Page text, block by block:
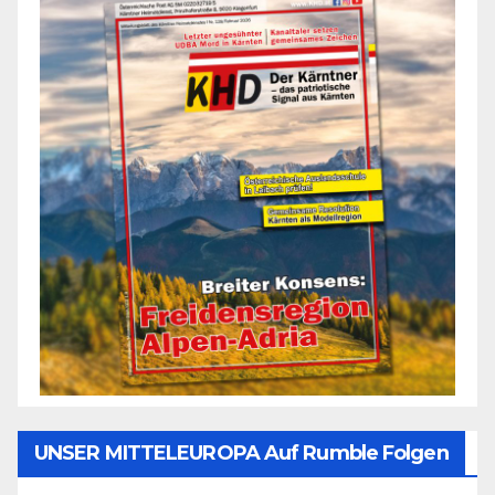
UNSER MITTELEUROPA Auf Rumble Folgen